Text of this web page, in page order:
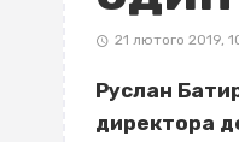
21 лютого 2019,
Руслан
директора